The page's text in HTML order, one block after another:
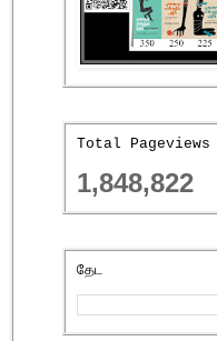
Total Pageviews
1,848,822
தேட